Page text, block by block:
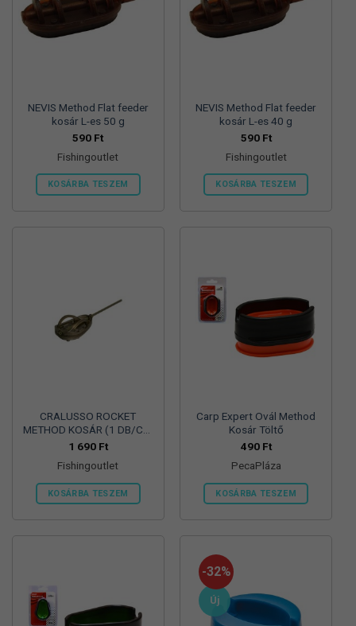
NEVIS Method Flat feeder
kosár L-es 50 g
590 Ft
Fishingoutlet
KOSÁRBA TESZEM
NEVIS Method Flat feeder
kosár L-es 40 g
590 Ft
Fishingoutlet
KOSÁRBA TESZEM
CRALUSSO ROCKET
METHOD KOSÁR (1 DB/CS)
70 G
1 690 Ft
Fishingoutlet
KOSÁRBA TESZEM
Carp Expert Ovál Method
Kosár Töltő
490 Ft
PecaPláza
KOSÁRBA TESZEM
van.
-32%
Új